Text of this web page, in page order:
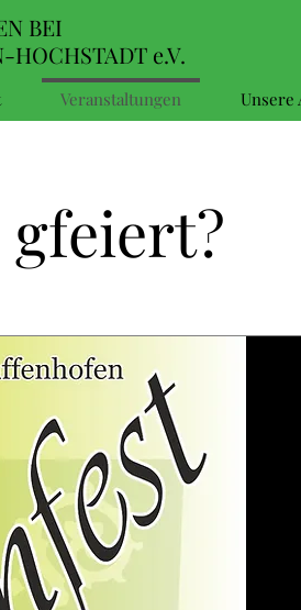
Veranstaltungen Unsere
BEI
HOCHSTADT e.V.